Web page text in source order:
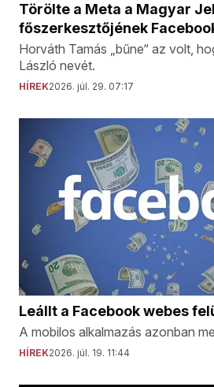
Törölte a Meta a Magyar
főszerkesztőjének
Horváth Tamás „bűne“ az volt,
László nevét.
HÍREK2026. júl. 29. 07:17
Leállt a Facebook webes
A mobilos alkalmazás azonban
HÍREK2026. júl. 19. 11:44